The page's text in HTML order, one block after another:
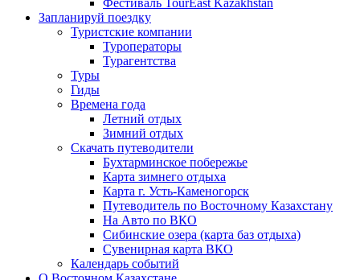
Фестиваль TourEast Kazakhstan
Запланируй поездку
Туристские компании
Туроператоры
Турагентства
Туры
Гиды
Времена года
Летний отдых
Зимний отдых
Скачать путеводители
Бухтарминское побережье
Карта зимнего отдыха
Карта г. Усть-Каменогорск
Путеводитель по Восточному Казахстану
На Авто по ВКО
Сибинские озера (карта баз отдыха)
Сувенирная карта ВКО
Календарь событий